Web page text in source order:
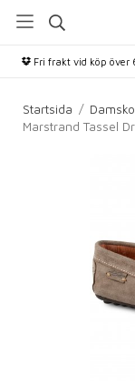
Fri frakt vid köp över
Startsida /
Marstrand Tassel